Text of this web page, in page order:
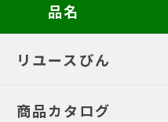
品名
リユースびん
商品カタログ